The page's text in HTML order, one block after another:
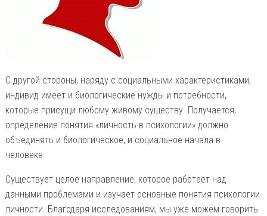
С другой стороны, наряду с социальными характеристиками,
индивид имеет и биологические нужды и потребности,
которые присущи любому живому существу. Получается,
определение понятия «личность в психологии» должно
объединять и биологическое, и социальное начала в
человеке.
Существует целое направление, которое работает над
данными проблемами и изучает основные понятия психологии
личности. Благодаря исследованиям, мы уже можем говорить